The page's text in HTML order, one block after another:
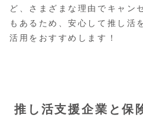
ど、さまざまな理由でキャン
もあるため、安心して推し活
活用をおすすめします！
推し活支援企業と保